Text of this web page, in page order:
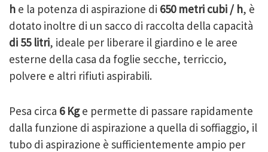
h e la potenza di aspirazione di 650 metri cubi / h, è
dotato inoltre di un sacco di raccolta della capacità
di 55 litri, ideale per liberare il giardino e le aree
esterne della casa da foglie secche, terriccio,
polvere e altri rifiuti aspirabili.
Pesa circa 6 Kge permette di passare rapidamente
dalla funzione di aspirazione a quella di soffiaggio, il
tubo di aspirazione è sufficientemente ampio per